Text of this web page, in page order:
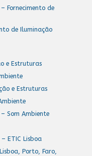
Fornecimento de
de Iluminação
e Estruturas
e Estruturas
Som Ambiente
ETIC Lisboa
Porto, Faro,